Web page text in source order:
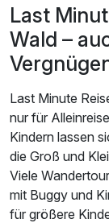
Last
Wald –
Last Minute
nur für
Kindern lassen
die Groß und
Viele
mit Buggy und
für größere